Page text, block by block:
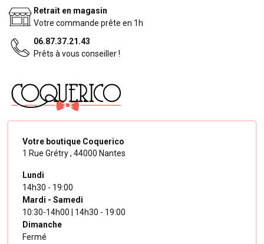
Retrait en magasin
Votre commande prête en 1h
06.87.37.21.43
Prêts à vous conseiller !
Votre boutique Coquerico
1 Rue Grétry , 44000 Nantes
Lundi
14h30 - 19:00
Mardi - Samedi
10:30-14h00 | 14h30 - 19:00
Dimanche
Fermé